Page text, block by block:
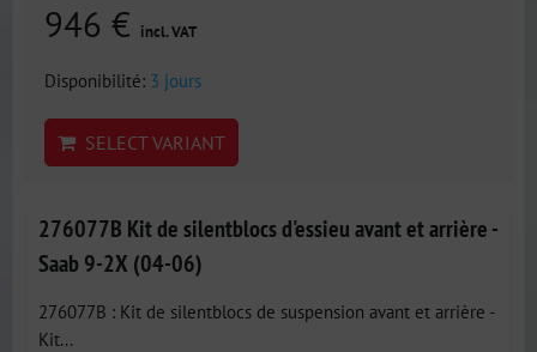
946 € incl. VAT
Disponibilité: 3 jours
SELECT VARIANT
276077B Kit de silentblocs d'essieu avant et arrière -
Saab 9-2X (04-06)
276077B : Kit de silentblocs de suspension avant et arrière -
Kit...